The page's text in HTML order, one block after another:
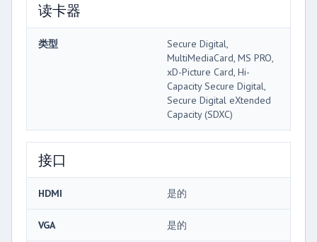
读卡器
类型
Secure Digital,
MultiMediaCard, MS PRO,
xD-Picture Card, Hi-
Capacity Secure Digital,
Secure Digital eXtended
Capacity (SDXC)
接口
HDMI 是的
VGA 是的